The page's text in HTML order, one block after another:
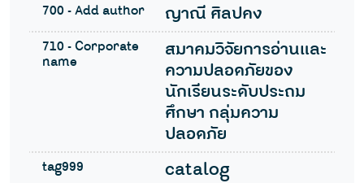
700 - Add author ญาณี ศิลปคง
710 - Corporate
name
สมาคมวิจัยการอ่านและ
ความปลอดภัยของ
นักเรียนระดับประถม
ศึกษา กลุ่มความ
ปลอดภัย
tag999 catalog